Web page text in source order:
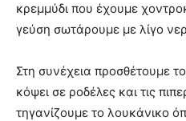
κρεμμύδι που έχουμε
γεύση σωτάρουμε με λίγο
Στη συνέχεια προσθέτουμε
κόψει σε ροδέλες και τις
τηγανίζουμε το λουκάνικο